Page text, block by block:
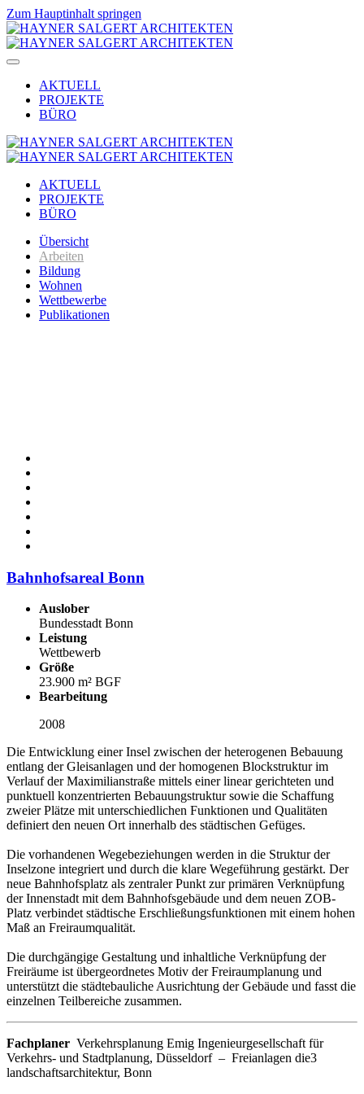
Zum Hauptinhalt springen
AKTUELL
PROJEKTE
BÜRO
AKTUELL
PROJEKTE
BÜRO
Übersicht
Arbeiten
Bildung
Wohnen
Wettbewerbe
Publikationen
Bahnhofsareal Bonn
Auslober
Bundesstadt Bonn
Leistung
Wettbewerb
Größe
23.900 m² BGF
Bearbeitung
2008
Die Entwicklung einer Insel zwischen der heterogenen Bebauung
entlang der Gleisanlagen und der homogenen Blockstruktur im
Verlauf der Maximilianstraße mittels einer linear gerichteten und
punktuell konzentrierten Bebauungstruktur sowie die Schaffung
zweier Plätze mit unterschiedlichen Funktionen und Qualitäten
definiert den neuen Ort innerhalb des städtischen Gefüges.
Die vorhandenen Wegebeziehungen werden in die Struktur der
Inselzone integriert und durch die klare Wegeführung gestärkt. Der
neue Bahnhofsplatz als zentraler Punkt zur primären Verknüpfung
der Innenstadt mit dem Bahnhofsgebäude und dem neuen ZOB-
Platz verbindet städtische Erschließungsfunktionen mit einem hohen
Maß an Freiraumqualität.
Die durchgängige Gestaltung und inhaltliche Verknüpfung der
Freiräume ist übergeordnetes Motiv der Freiraumplanung und
unterstützt die städtebauliche Ausrichtung der Gebäude und fasst die
einzelnen Teilbereiche zusammen.
Fachplaner Verkehrsplanung Emig Ingenieurgesellschaft für
Verkehrs- und Stadtplanung, Düsseldorf – Freianlagen die3
landschaftsarchitektur, Bonn